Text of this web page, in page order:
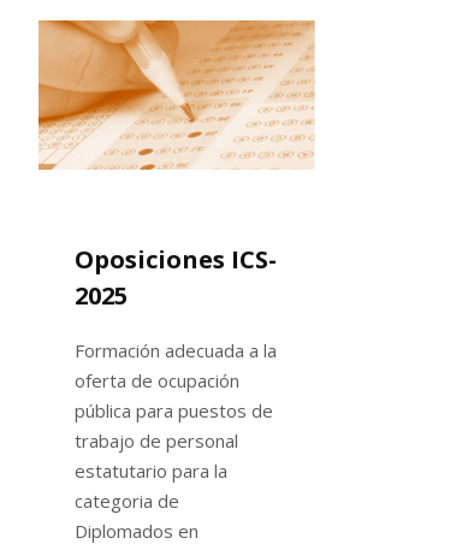
Oposiciones ICS-
2025
Formación adecuada a la
oferta de ocupación
pública para puestos de
trabajo de personal
estatutario para la
categoria de
Diplomados en